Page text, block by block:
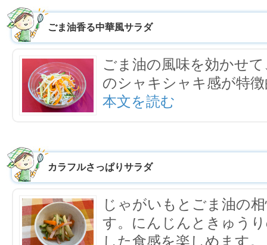
ごま油香る中華風サラダ
ごま油の風味を効かせ
のシャキシャキ感が特
本文を読む
カラフルさっぱりサラダ
じゃがいもとごま油の
す。にんじんときゅう
した食感を楽しめます。